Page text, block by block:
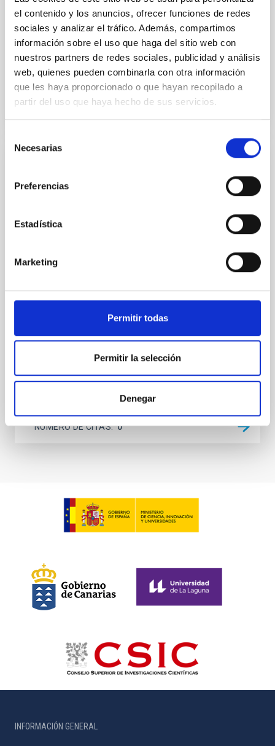
el contenido y los anuncios, ofrecer funciones de redes
sociales y analizar el tráfico. Además, compartimos
información sobre el uso que haga del sitio web con
nuestros partners de redes sociales, publicidad y análisis
web, quienes pueden combinarla con otra información
que les haya proporcionado o que hayan recopilado a
partir del uso que haya hecho de sus servicios.
Necesarias
Preferencias
Estadística
Marketing
Permitir todas
Permitir la selección
Denegar
Alarcon, Miguel R. et al.
Fecha de publicación: 5 2026
BIBCODE 2026RNAAS..10..143A
The impact of Active Galactic Nuclei on
While the influence of supermassive black hole
(AGN) winds, particularly ultrafast outflows (UFOs),
unexplored. This study aims to fill this gap by
investigating the relationship between SMBH mass
Waas, Jourdan et al.
Fecha de publicación: 6 2026
2026ASTCS..1100130W
NÚMERO DE CITAS 0
INFORMACIÓN GENERAL